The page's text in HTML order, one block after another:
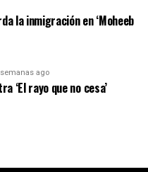
la inmigración en ‘Moheeb
ago
‘El rayo que no cesa’